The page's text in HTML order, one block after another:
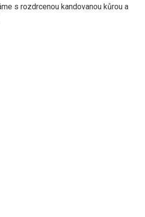
s rozdrcenou kandovanou kůrou a